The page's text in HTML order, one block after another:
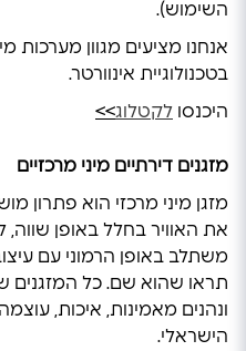
השימוש).
אנחנו מציעים מגוון מערכות
בטכנולוגיית אינוורטר.
היכנסו לקטלוג>>
מזגנים דירתיים מיני מרכזיים
מזגן מיני מרכזי הוא פתרון
את האוויר בחלל באופן שווה,
משתלב באופן הרמוני עם
תראו שהוא שם. כל המזגנים
ונהנים מאמינות, איכות,
הישראלי.